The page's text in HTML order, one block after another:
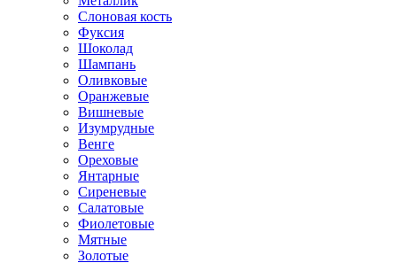
Слоновая кость
Фуксия
Шоколад
Шампань
Оливковые
Оранжевые
Вишневые
Изумрудные
Венге
Ореховые
Янтарные
Сиреневые
Салатовые
Фиолетовые
Мятные
Золотые